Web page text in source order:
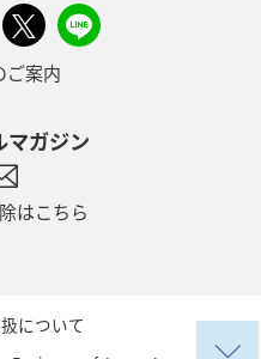
ご案内
マガジン
はこちら
について